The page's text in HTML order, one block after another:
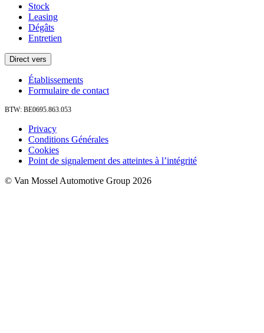
Stock
Leasing
Dégâts
Entretien
Direct vers
Établissements
Formulaire de contact
BTW: BE0695.863.053
Privacy
Conditions Générales
Cookies
Point de signalement des atteintes à l’intégrité
© Van Mossel Automotive Group 2026